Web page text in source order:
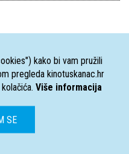
kako bi vam pružili
pregleda kinotuskanac.hr
Više informacija
SE